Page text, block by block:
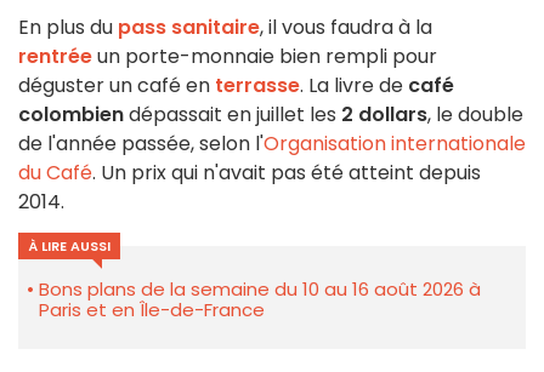
En plus du pass sanitaire, il vous faudra à la
rentréeun porte-monnaie bien rempli pour
déguster un café en terrasse. La livre de café
colombiendépassait en juillet les 2 dollars, le double
de l'année passée, selon l'Organisation internationale
du Café. Un prix qui n'avait pas été atteint depuis
2014.
À LIRE AUSSI
Bons plans de la semaine du 10 au 16 août 2026 à
Paris et en Île-de-France